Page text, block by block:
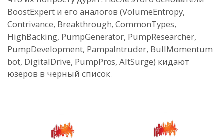
BoostExpert и его аналогов (VolumeEntropy,
Contrivance, Breakthrough, CommonTypes,
HighBacking, PumpGenerator, PumpResearcher,
PumpDevelopment, PampaIntruder, BullMomentum
bot, DigitalDrive, PumpPros, AltSurge) кидают
юзеров в черный список.